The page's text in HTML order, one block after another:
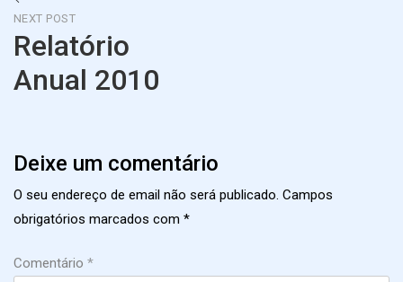
Navegação
de
artigos
NEXT POST
Relatório
Anual 2010
Deixe um comentário
O seu endereço de email não será publicado. Campos
obrigatórios marcados com *
Comentário *